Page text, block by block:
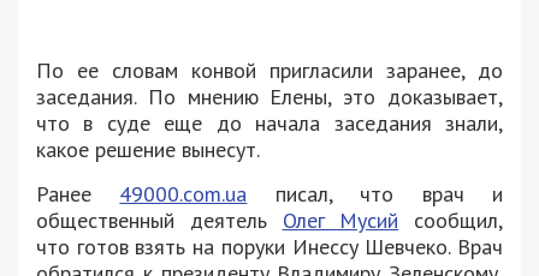
По ее словам конвой пригласили заранее, до
заседания. По мнению Елены, это доказывает,
что в суде еще до начала заседания знали,
какое решение вынесут.
Ранее 49000.com.ua писал, что врач и
общественный деятель Олег Мусий сообщил,
что готов взять на поруки Инессу Шевчеко. Врач